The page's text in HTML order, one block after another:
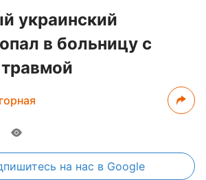
украинский
в больницу с
на нас в Google